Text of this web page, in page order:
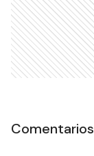
Comentarios